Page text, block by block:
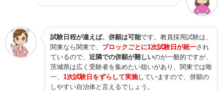
試験日程が違えば、併願は可能です。教員採用試験は、
関東なら関東で、 ブロックごとに1次試験日が統一され
ているので、 近隣での併願が難しいのが一般的ですが、
茨城県は広く受験者を集めたい狙いがあり、関東では唯
一、 1次試験日をずらして実施していますので、併願の
しやすい自治体と言えるでしょう。